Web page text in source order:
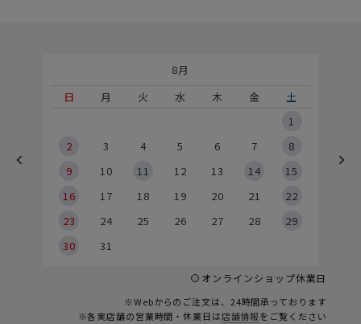
8月
日
月 火 水 木 金
土
1
2
3 4 5 6 7
8
9
10 11 12 13 14
15
16
17 18 19 20 21
22
23
24 25 26 27 28
29
30
31
オンラインショップ休業日
※Webからのご注文は、24時間承っております
※各実店舗の営業時間・休業日は店舗情報をご覧ください